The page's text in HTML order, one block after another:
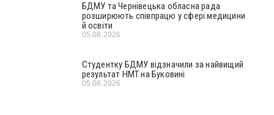
БДМУ та Чернівецька обласна рада
розширюють співпрацю у сфері медицини
й освіти
05.08.2026
Студентку БДМУ відзначили за найвищий
результат НМТ на Буковині
05.08.2026